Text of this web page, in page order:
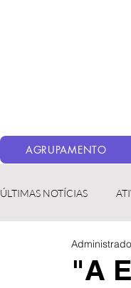
AGRUPAMENTO
ÚLTIMAS NOTÍCIAS
Bibliotecas LER
"A